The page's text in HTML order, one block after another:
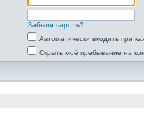
Забыли пароль?
Автоматически входить при
Скрыть моё пребывание на